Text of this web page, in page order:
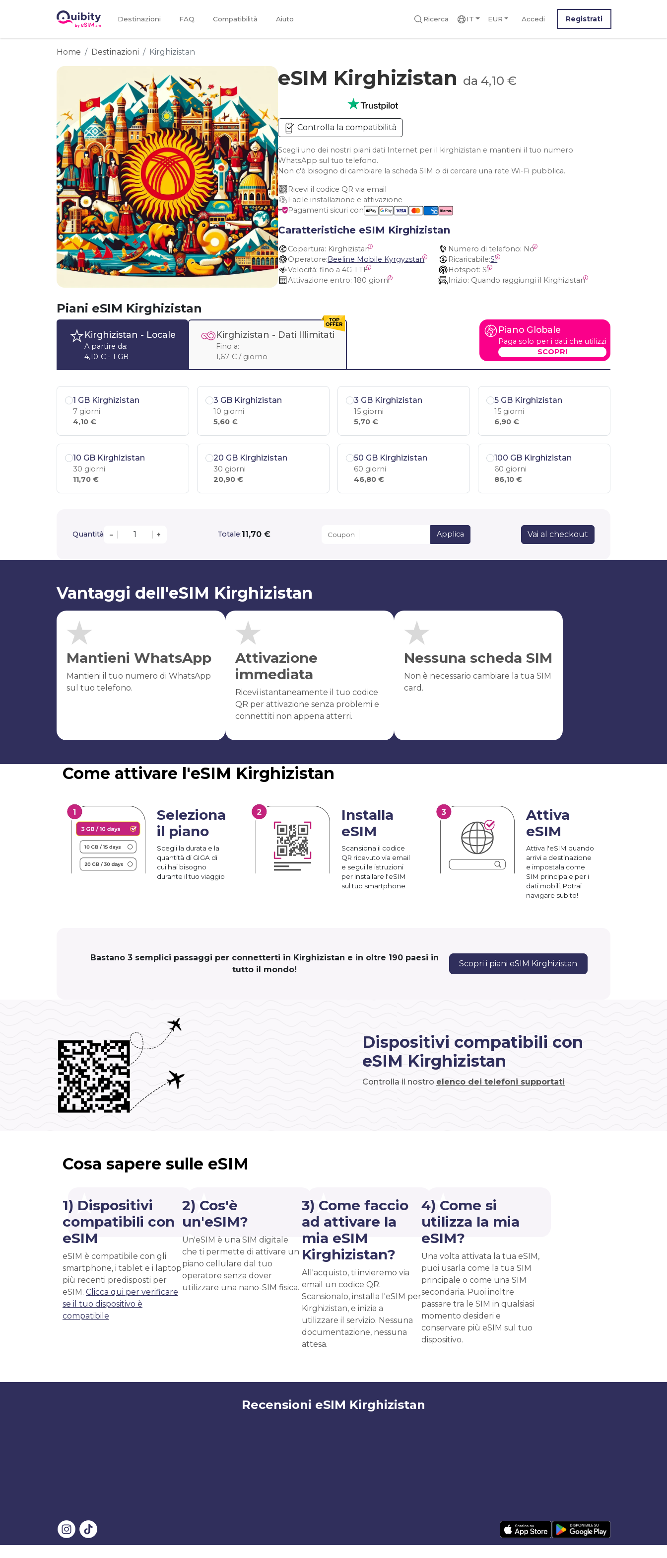
Destinazioni FAQ Compatibilità Aiuto Ricerca IT EUR Accedi Registrati
Home Destinazioni Kirghizistan
eSIM Kirghizistan da 4,10 €
Controlla la compatibilità
Scegli uno dei nostri piani dati Internet per il kirghizistan e mantieni il tuo numero
WhatsApp sul tuo telefono.
Non c'è bisogno di cambiare la scheda SIM o di cercare una rete Wi-Fi pubblica.
Ricevi il codice QR via email
Facile installazione e attivazione
Pagamenti sicuri con
Caratteristiche eSIM Kirghizistan
Copertura: Kirghizistan Numero di telefono: No
Operatore:Beeline Mobile Kyrgyzstan Ricaricabile:SÌ
Velocità: fino a 4G-LTE Hotspot: SÌ
Attivazione entro: 180 giorni Inizio: Quando raggiungi il Kirghizistan
Piani eSIM Kirghizistan
Kirghizistan - Locale
A partire da:
4,10 € - 1 GB
Kirghizistan - Dati Illimitati
Fino a:
1,67 € / giorno
Piano Globale
Paga solo per i dati che utilizzi
SCOPRI
1 GB Kirghizistan
7 giorni
4,10 €
3 GB Kirghizistan
10 giorni
5,60 €
3 GB Kirghizistan
15 giorni
5,70 €
5 GB Kirghizistan
15 giorni
6,90 €
10 GB Kirghizistan
30 giorni
11,70 €
20 GB Kirghizistan
30 giorni
20,90 €
50 GB Kirghizistan
60 giorni
46,80 €
100 GB Kirghizistan
60 giorni
86,10 €
Quantità – + Totale:11,70 € Coupon Applica Vai al checkout
Vantaggi dell'eSIM Kirghizistan
Mantieni WhatsApp
Mantieni il tuo numero di WhatsApp
sul tuo telefono.
Attivazione
immediata
Ricevi istantaneamente il tuo codice
QR per attivazione senza problemi e
connettiti non appena atterri.
Nessuna scheda SIM
Non è necessario cambiare la tua SIM
card.
Come attivare l'eSIM Kirghizistan
Seleziona
il piano
Scegli la durata e la
quantità di GIGA di
cui hai bisogno
durante il tuo viaggio
Installa
eSIM
Scansiona il codice
QR ricevuto via email
e segui le istruzioni
per installare l'eSIM
sul tuo smartphone
Attiva
eSIM
Attiva l'eSIM quando
arrivi a destinazione
e impostala come
SIM principale per i
dati mobili. Potrai
navigare subito!
Bastano 3 semplici passaggi per connetterti in Kirghizistan e in oltre 190 paesi in
tutto il mondo!
Scopri i piani eSIM Kirghizistan
Dispositivi compatibili con
eSIM Kirghizistan
Controlla il nostro elenco dei telefoni supportati
Cosa sapere sulle eSIM
1) Dispositivi
compatibili con
eSIM
eSIM è compatibile con gli
smartphone, i tablet e i laptop
più recenti predisposti per
eSIM. Clicca qui per verificare
se il tuo dispositivo è
compatibile
2) Cos'è
un'eSIM?
Un'eSIM è una SIM digitale
che ti permette di attivare un
piano cellulare dal tuo
operatore senza dover
utilizzare una nano-SIM fisica.
3) Come faccio
ad attivare la
mia eSIM
Kirghizistan?
All'acquisto, ti invieremo via
email un codice QR.
Scansionalo, installa l'eSIM per
Kirghizistan, e inizia a
utilizzare il servizio. Nessuna
documentazione, nessuna
attesa.
4) Come si
utilizza la mia
eSIM?
Una volta attivata la tua eSIM,
puoi usarla come la tua SIM
principale o come una SIM
secondaria. Puoi inoltre
passare tra le SIM in qualsiasi
momento desideri e
conservare più eSIM sul tuo
dispositivo.
Recensioni eSIM Kirghizistan